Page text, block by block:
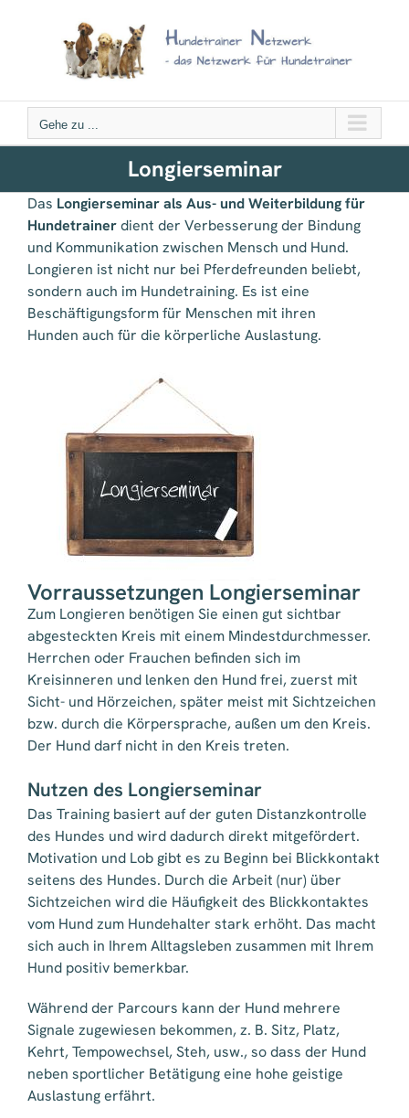
Gehe zu ...
Longierseminar
Das Longierseminar als Aus- und Weiterbildung für
Hundetrainerdient der Verbesserung der Bindung
und Kommunikation zwischen Mensch und Hund.
Longieren ist nicht nur bei Pferdefreunden beliebt,
sondern auch im Hundetraining. Es ist eine
Beschäftigungsform für Menschen mit ihren
Hunden auch für die körperliche Auslastung.
Vorraussetzungen Longierseminar
Zum Longieren benötigen Sie einen gut sichtbar
abgesteckten Kreis mit einem Mindestdurchmesser.
Herrchen oder Frauchen befinden sich im
Kreisinneren und lenken den Hund frei, zuerst mit
Sicht- und Hörzeichen, später meist mit Sichtzeichen
bzw. durch die Körpersprache, außen um den Kreis.
Der Hund darf nicht in den Kreis treten.
Nutzen des Longierseminar
Das Training basiert auf der guten Distanzkontrolle
des Hundes und wird dadurch direkt mitgefördert.
Motivation und Lob gibt es zu Beginn bei Blickkontakt
seitens des Hundes. Durch die Arbeit (nur) über
Sichtzeichen wird die Häufigkeit des Blickkontaktes
vom Hund zum Hundehalter stark erhöht. Das macht
sich auch in Ihrem Alltagsleben zusammen mit Ihrem
Hund positiv bemerkbar.
Während der Parcours kann der Hund mehrere
Signale zugewiesen bekommen, z. B. Sitz, Platz,
Kehrt, Tempowechsel, Steh, usw., so dass der Hund
neben sportlicher Betätigung eine hohe geistige
Auslastung erfährt.